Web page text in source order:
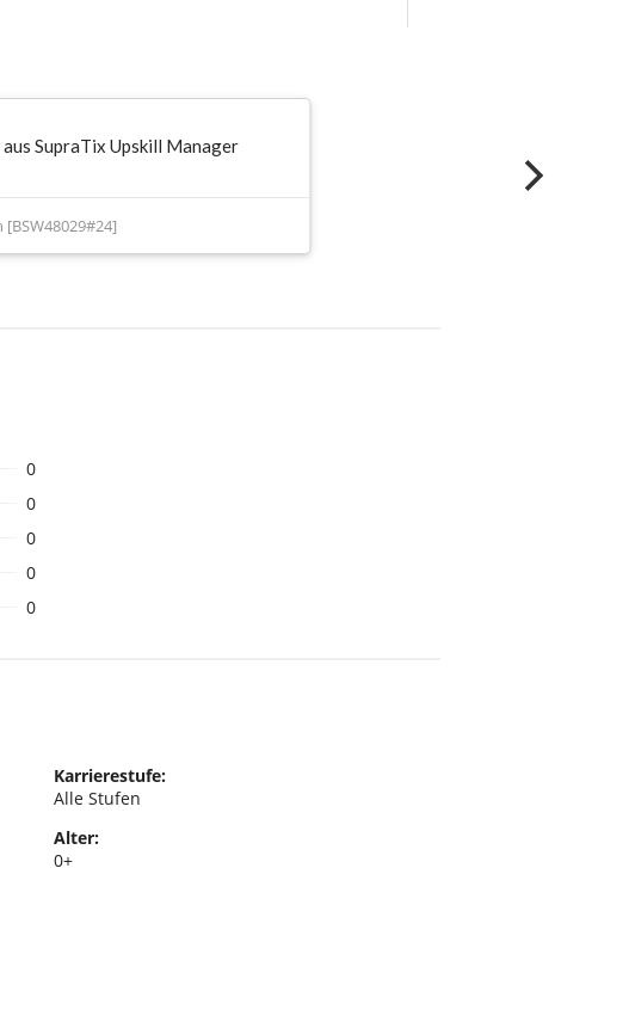
SupraTix Upskill Manager
0
0
0
0
0
Karrierestufe:
Alle Stufen
Alter:
0+